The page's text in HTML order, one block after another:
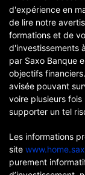
d'expérience en
de lire notre
formations et de
d'investissements
par Saxo Banque
objectifs
avisée pouvant
voire plusieurs
supporter un tel
Les informations
site
purement